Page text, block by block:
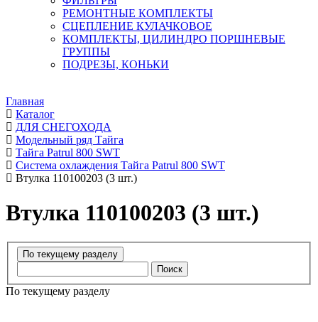
РЕМОНТНЫЕ КОМПЛЕКТЫ
СЦЕПЛЕНИЕ КУЛАЧКОВОЕ
КОМПЛЕКТЫ, ЦИЛИНДРО ПОРШНЕВЫЕ
ГРУППЫ
ПОДРЕЗЫ, КОНЬКИ
Главная
Каталог
ДЛЯ СНЕГОХОДА
Модельный ряд Тайга
Тайга Patrul 800 SWT
Система охлаждения Тайга Patrul 800 SWT
Втулка 110100203 (3 шт.)
Втулка 110100203 (3 шт.)
Поиск
По текущему разделу